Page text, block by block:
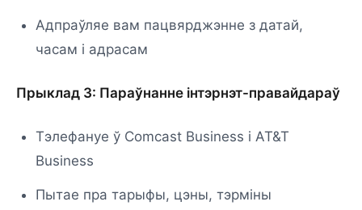
Адпраўляе вам пацвярджэнне з датай,
часам і адрасам
Прыклад 3: Параўнанне інтэрнэт-правайдараў
Тэлефануе ў Comcast Business і AT&T
Business
Пытае пра тарыфы, цэны, тэрміны